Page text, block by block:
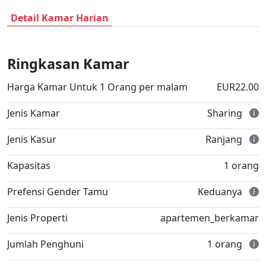
Detail Kamar Harian
Ringkasan Kamar
Harga Kamar Untuk 1 Orang per malam
EUR22.00
Jenis Kamar
Sharing
Jenis Kasur
Ranjang
Kapasitas
1 orang
Prefensi Gender Tamu
Keduanya
Jenis Properti
apartemen_berkamar
Jumlah Penghuni
1 orang